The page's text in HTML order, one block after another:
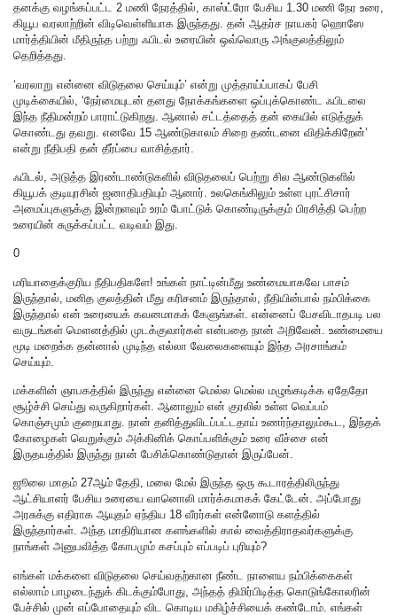
தனக்கு வழங்கப்பட்ட 2 மணி நேரத்தில், காஸ்ட்ரோ பேசிய 1.30 மணி நேர உரை,
கியூப வரலாற்றின் விடிவெள்ளியாக இருந்தது. தன் ஆதர்ச நாயகர் ஹொஸே
மார்த்தியின் மீதிருந்த பற்று ஃபிடல் உரையின் ஒவ்வொரு அங்குலத்திலும்
தெறித்தது.
‘வரலாறு என்னை விடுதலை செய்யும்’ என்று முத்தாய்ப்பாகப் பேசி
முடிக்கையில், ‘நேர்மையுடன் தனது நோக்கங்களை ஒப்புக்கொண்ட ஃபிடலை
இந்த நீதிமன்றம் பாராட்டுகிறது. ஆனால் சட்டத்தைத் தன் கையில் எடுத்துக்
கொண்டது தவறு. எனவே 15 ஆண்டுகாலம் சிறை தண்டனை விதிக்கிறேன்’
என்று நீதிபதி தன் தீர்ப்பை வாசித்தார்.
ஃபிடல், அடுத்த இரண்டாண்டுகளில் விடுதலைப் பெற்று சில ஆண்டுகளில்
கியூபக் குடியுரசின் ஜனாதிபதியும் ஆனார். உலகெங்கிலும் உள்ள புரட்சிசார்
அமைப்புகளுக்கு இன்றளவும் உரம் போட்டுக் கொண்டிருக்கும் பிரசித்தி பெற்ற
உரையின் சுருக்கப்பட்ட வடிவம் இது.
0
மரியாதைக்குரிய நீதிபதிகளே! உங்கள் நாட்டின்மீது உண்மையாகவே பாசம்
இருந்தால், மனித குலத்தின் மீது கரிசனம் இருந்தால், நீதியின்பால் நம்பிக்கை
இருந்தால் என் உரையைக் கவனமாகக் கேளுங்கள். என்னைப் பேசவிடாதபடி பல
வருடங்கள் மௌனத்தில் முடக்குவார்கள் என்பதை நான் அறிவேன். உண்மையை
மூடி மறைக்க தன்னால் முடிந்த எல்லா வேலைகளையும் இந்த அரசாங்கம்
செய்யும்.
மக்களின் ஞாபகத்தில் இருந்து என்னை மெல்ல மெல்ல மழுங்கடிக்க ஏதேதோ
சூழ்ச்சி செய்து வருகிறார்கள். ஆனாலும் என் குரலில் உள்ள வெப்பம்
கொஞ்சமும் குறையாது. நான் தனித்துவிடப்பட்டதாய் உணர்ந்தாலும்கூட, இந்தக்
கோழைகள் வெறுக்கும் அக்கினிக் கொப்பளிக்கும் உரை வீச்சை என்
இருதயத்தில் இருந்து நான் பேசிக்கொண்டுதான் இருப்பேன்.
ஜூலை மாதம் 27ஆம் தேதி, மலை மேல் இருந்த ஒரு கூடாரத்திலிருந்து
ஆட்சியாளர் பேசிய உரையை வானொலி மார்க்கமாகக் கேட்டேன். அப்போது
அரசுக்கு எதிராக ஆயுதம் ஏந்திய 18 வீரர்கள் என்னோடு களத்தில்
இருந்தார்கள். அந்த மாதிரியான களங்களில் கால் வைத்திராதவர்களுக்கு
நாங்கள் அனுபவித்த கோபமும் கசப்பும் எப்படிப் புரியும்?
எங்கள் மக்களை விடுதலை செய்வதற்கான நீண்ட நாளைய நம்பிக்கைகள்
எல்லாம் பாழடைந்துக் கிடக்கும்போது, அந்தத் திமிர்பிடித்த கொடுங்கோலரின்
பேச்சில் முன் எப்போதையும் விட கொடிய மகிழ்ச்சியைக் கண்டோம். எங்கள்